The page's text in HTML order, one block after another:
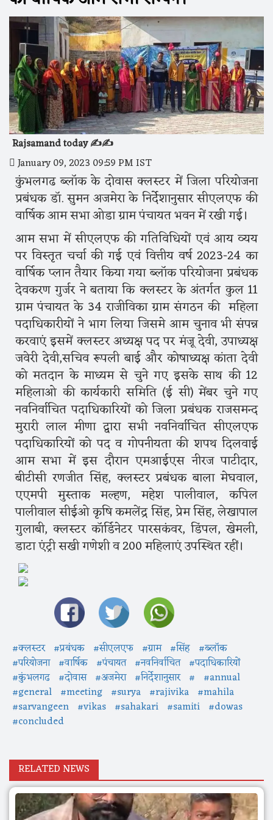
Rajsamand today ✍️✍️
January 09, 2023 09:59 PM IST
कुंभलगढ ब्लॉक के दोवास क्लस्टर में जिला परियोजना
प्रबंधक डॉ. सुमन अजमेरा के निर्देशानुसार सीएलएफ की
वार्षिक आम सभा ओडा ग्राम पंचायत भवन में रखी गई।
आम सभा में सीएलएफ की गतिविधियों एवं आय व्यय
पर विस्तृत चर्चा की गई एवं वित्तीय वर्ष 2023-24 का
वार्षिक प्लान तैयार किया गया ब्लॉक परियोजना प्रबंधक
देवकरण गुर्जर ने बताया कि क्लस्टर के अंतर्गत कुल 11
ग्राम पंचायत के 34 राजीविका ग्राम संगठन की महिला
पदाधिकारीयों ने भाग लिया जिसमे आम चुनाव भी संपन्न
करवाएं इसमें क्लस्टर अध्यक्ष पद पर मंजू देवी, उपाध्यक्ष
जवेरी देवी,सचिव रूपली बाई और कोषाध्यक्ष कांता देवी
को मतदान के माध्यम से चुने गए इसके साथ की 12
महिलाओ की कार्यकारी समिति (ई सी) मेंबर चुने गए
नवनिर्वाचित पदाधिकारियों को जिला प्रबंधक राजसमन्द
मुरारी लाल मीणा द्वारा सभी नवनिर्वाचित सीएलएफ
पदाधिकारियों को पद व गोपनीयता की शपथ दिलवाई
आम सभा में इस दौरान एमआईएस नीरज पाटीदार,
बीटीसी रणजीत सिंह, क्लस्टर प्रबंधक बाला मेघवाल,
एएमपी मुस्ताक मल्हण, महेश पालीवाल, कपिल
पालीवाल सीईओ कृषि कमलेंद्र सिंह, प्रेम सिंह, लेखापाल
गुलाबी, क्लस्टर कॉर्डिनेटर पारसकंवर, डिंपल, खेमली,
डाटा एंट्री सखी गणेशी व 200 महिलाएं उपस्थित रहीं।
#क्लस्टर #प्रबंधक #सीएलएफ #ग्राम #सिंह #ब्लॉक
#परियोजना #वार्षिक #पंचायत #नवनिर्वाचित #पदाधिकारियों
#कुंभलगढ #दोवास #अजमेरा #निर्देशानुसार # #annual
#general #meeting #surya #rajivika #mahila
#sarvangeen #vikas #sahakari #samiti #dowas
#concluded
RELATED NEWS